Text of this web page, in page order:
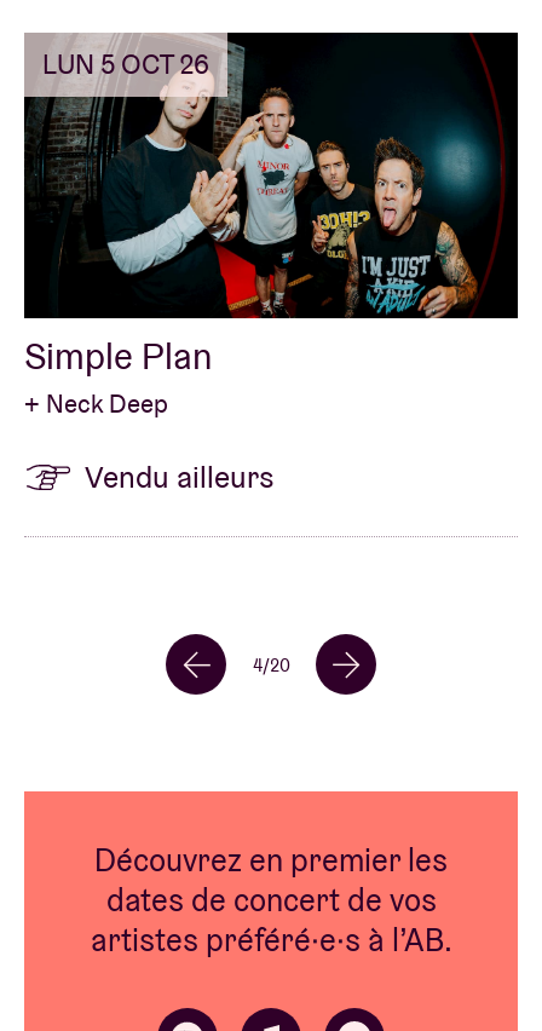
LUN 5 OCT 26
Simple Plan
+ Neck Deep
Vendu ailleurs
4/20
Découvrez en premier les
dates de concert de vos
artistes préféré·e·s à l’AB.